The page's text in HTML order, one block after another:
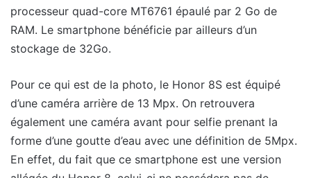
processeur quad-core MT6761 épaulé par 2 Go de
RAM. Le smartphone bénéficie par ailleurs d’un
stockage de 32Go.
Pour ce qui est de la photo, le Honor 8S est équipé
d’une caméra arrière de 13 Mpx. On retrouvera
également une caméra avant pour selfie prenant la
forme d’une goutte d’eau avec une définition de 5Mpx.
En effet, du fait que ce smartphone est une version